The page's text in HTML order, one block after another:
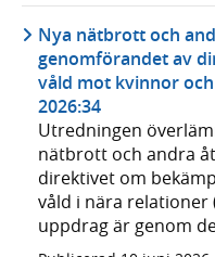
Nya nätbrott och
genomförandet av
våld mot kvinnor
2026:34
Utredningen
nätbrott och andra
direktivet om
våld i nära relationer
uppdrag är genom